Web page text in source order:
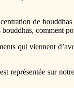
de
comment
qui viennent
représentée sur